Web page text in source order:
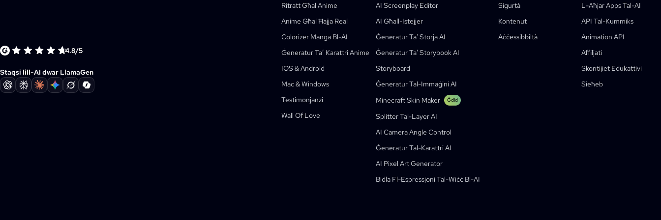
4.8/5
Staqsi lill-AI dwar LlamaGen
Ritratt Għal Anime
Anime Għal Ħajja Real
Colorizer Manga Bl-AI
Ġeneratur Ta’ Karattri Anime
IOS & Android
Mac & Windows
Testimonjanzi
Wall Of Love
AI Screenplay Editor
AI Għall-Istejjer
Ġeneratur Ta' Storja AI
Ġeneratur Ta' Storybook AI
Storyboard
Ġeneratur Tal-Immaġini AI
Minecraft Skin Maker
Ġdid
Splitter Tal-Layer AI
AI Camera Angle Control
Ġeneratur Tal-Karattri AI
AI Pixel Art Generator
Bidla Fl-Espressjoni Tal-Wiċċ Bl-AI
Sigurtà
Kontenut
Aċċessibbiltà
L-Aħjar Apps Tal-AI
API Tal-Kummiks
Animation API
Affiljati
Skontijiet Edukattivi
Sieħeb
Ġeneratur Tal-Kartun AI
Biddel Stampa F’comic
Aqleb Ritratt Għal Kartun
Ġeneratur Webtoon AI
Ġeneratur AI Għall-Manhwa
Ġeneratur Manga AI
Social Media Comics
Bible Comic Maker
Ġeneratur Tal-Video AI
Ħolqien Ta’ Stejjer Għat-Tfal
Ġeneratur Ta' Storybook AI
Komiks Edukattivi AI
Workflows Ġenerattivi
Webtoons